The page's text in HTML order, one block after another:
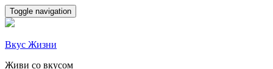
Skip
to
Toggle navigation
Вкус Жизни
Живи со вкусом